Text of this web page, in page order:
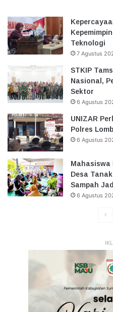
Teknologi
7 Agustus
STKIP
Nasional,
Sektor
6 Agustus
UNIZAR
Polres
6 Agustus
Mahasiswa
Desa
Sampah
6 Agustus